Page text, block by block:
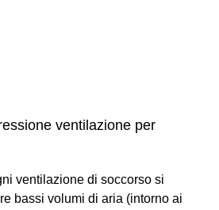
ventilazione per
ventilazione di soccorso si
bassi volumi di aria (intorno ai